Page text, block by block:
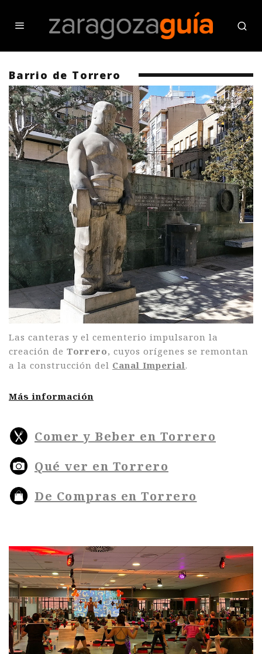
Barrio de Torrero
Las canteras y el cementerio impulsaron la
creación de Torrero, cuyos orígenes se remontan
a la construcción del Canal Imperial.
Más información
Comer y Beber en Torrero
Qué ver en Torrero
De Compras en Torrero